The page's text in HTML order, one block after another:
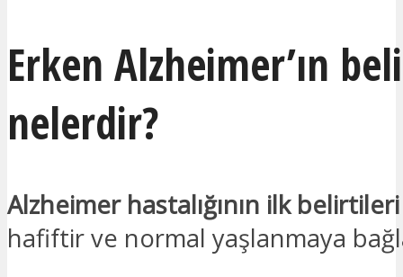
Erken Alzheimer’ın
nelerdir?
Alzheimer hastalığının ilk belirtileri
hafiftir ve normal yaşlanmaya